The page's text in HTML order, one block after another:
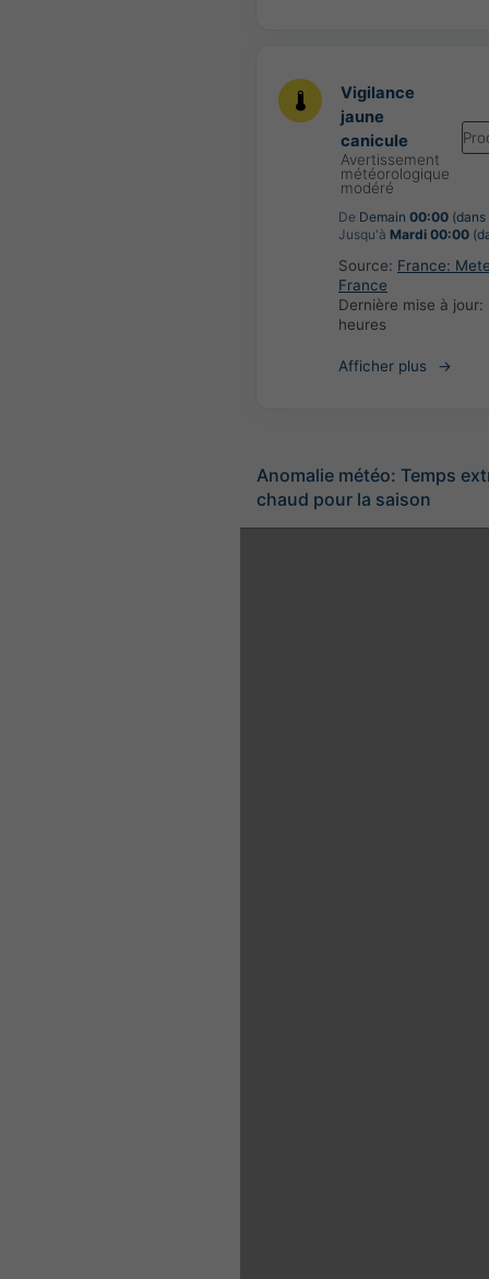
Vigilance
jaune
canicule
Avertissement
météorologique
modéré
De Demain 00:00
Jusqu'à Mardi 00:00
Source: France:
France
Dernière mise à jour:
heures
Afficher plus
Anomalie météo: Temps
chaud pour la saison